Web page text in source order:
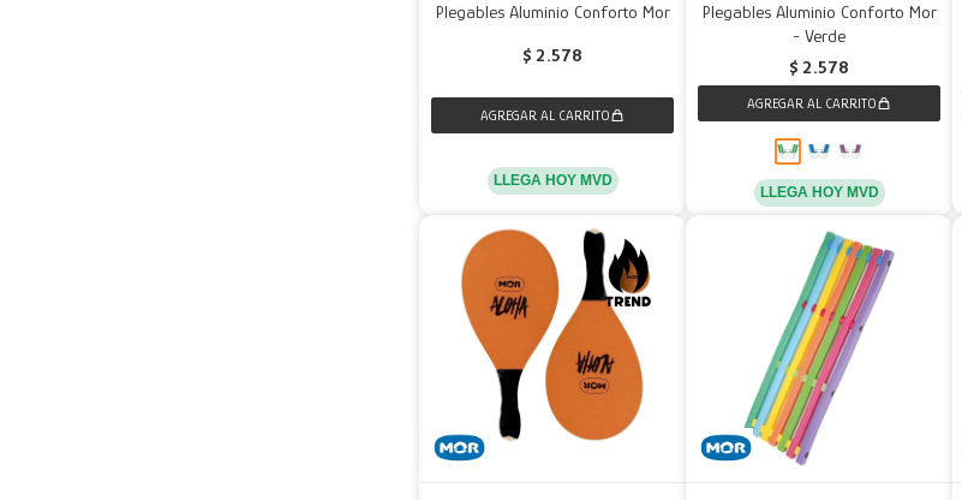
Plegables Aluminio Conforto Mor
$ 2.578
LLEGA HOY MVD
Plegables Aluminio Conforto Mor
- Verde
$ 2.578
LLEGA HOY MVD